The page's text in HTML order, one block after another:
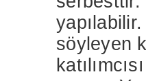
söyleyen